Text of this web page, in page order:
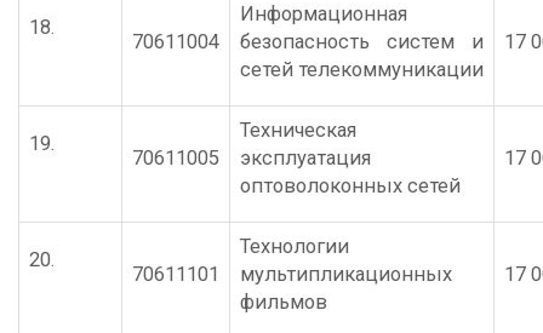
18.
70611004
Информационная
безопасность систем и
сетей телекоммуникации
17
19.
70611005
Техническая
эксплуатация
оптоволоконных сетей
17
20.
70611101
Технологии
мультипликационных
фильмов
17